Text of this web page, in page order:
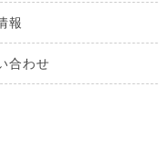
報
合わせ